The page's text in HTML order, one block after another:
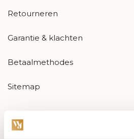
Retourneren
Garantie & klachten
Betaalmethodes
Sitemap
Categorieën